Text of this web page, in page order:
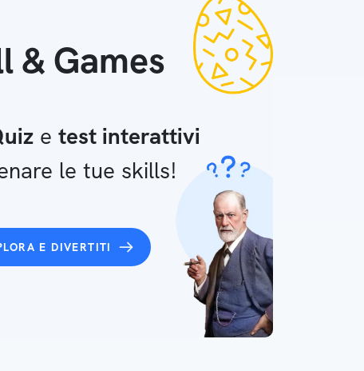
& Games
e test interattivi
le tue skills!
E DIVERTITI